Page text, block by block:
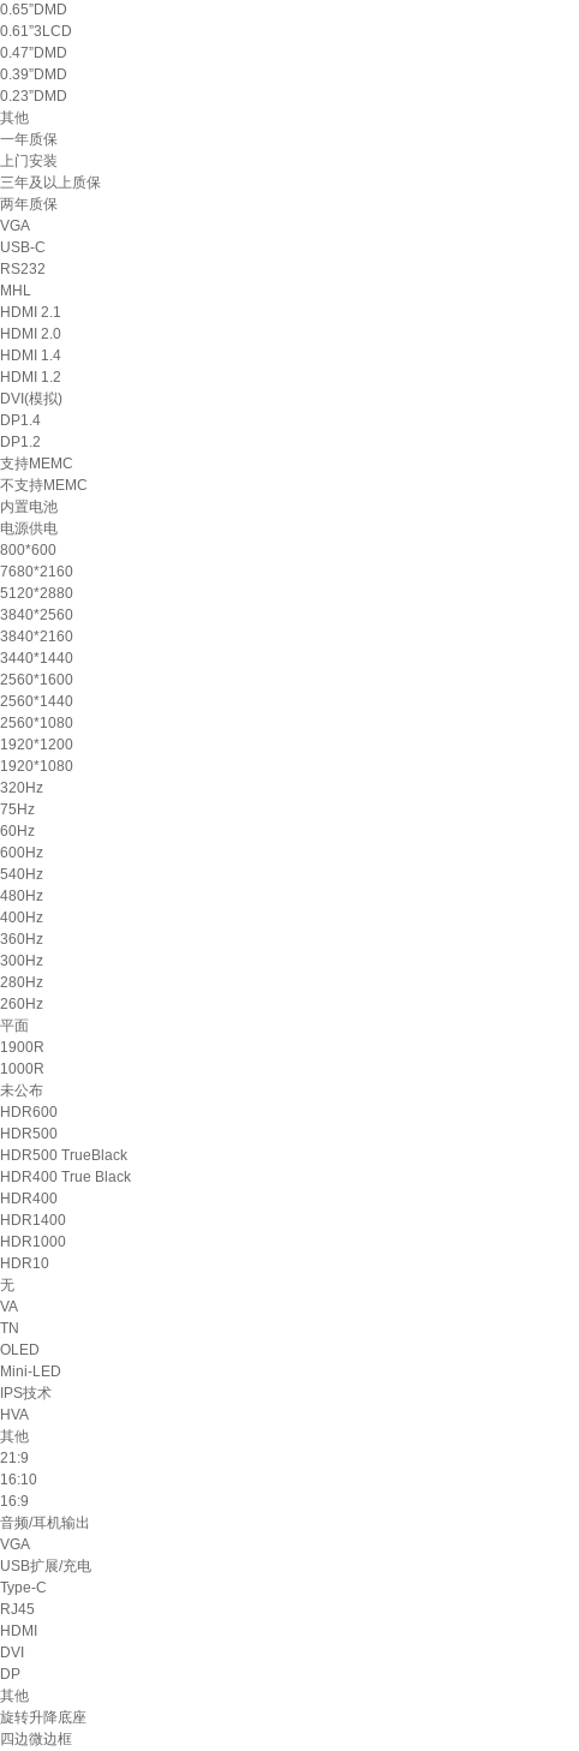
0.65”DMD
0.61”3LCD
0.47”DMD
0.39”DMD
0.23”DMD
其他
一年质保
上门安装
三年及以上质保
两年质保
VGA
USB-C
RS232
MHL
HDMI 2.1
HDMI 2.0
HDMI 1.4
HDMI 1.2
DVI(模拟)
DP1.4
DP1.2
支持MEMC
不支持MEMC
内置电池
电源供电
800*600
7680*2160
5120*2880
3840*2560
3840*2160
3440*1440
2560*1600
2560*1440
2560*1080
1920*1200
1920*1080
320Hz
75Hz
60Hz
600Hz
540Hz
480Hz
400Hz
360Hz
300Hz
280Hz
260Hz
平面
1900R
1000R
未公布
HDR600
HDR500
HDR500 TrueBlack
HDR400 True Black
HDR400
HDR1400
HDR1000
HDR10
无
VA
TN
OLED
Mini-LED
IPS技术
HVA
其他
21:9
16:10
16:9
音频/耳机输出
VGA
USB扩展/充电
Type-C
RJ45
HDMI
DVI
DP
其他
旋转升降底座
四边微边框